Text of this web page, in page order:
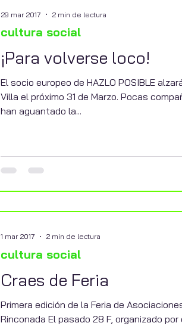
¡Para volverse loco!
El socio europeo de HAZLO POSIBLE
Villa el próximo 31 de Marzo. Pocas
han aguantado la...
cultura social
29 mar 2017 2 min de lectura
Craes de Feria
Primera edición de la Feria de
Rinconada El pasado 28 F, organizado por
cultura social
1 mar 2017 2 min de lectura